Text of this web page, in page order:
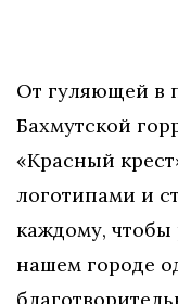
От гуляющей в
Бахмутской
«Красный
логотипами и
каждому, чтобы
нашем городе